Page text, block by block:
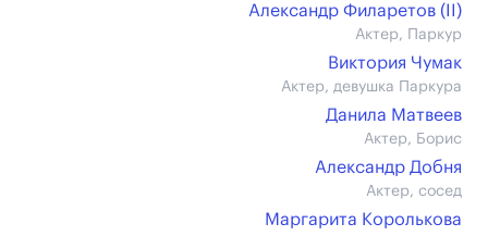
Александр Филаретов (II)
Актер, Паркур
Виктория Чумак
Актер, девушка Паркура
Данила Матвеев
Актер, Борис
Александр Добня
Актер, сосед
Маргарита Королькова